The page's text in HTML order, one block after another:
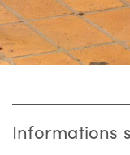
Informations